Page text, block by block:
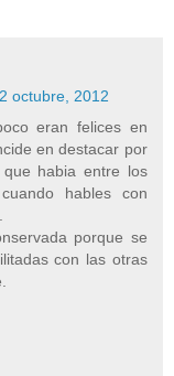
octubre, 2012
eran felices en
en destacar por
habia entre los
hables con
porque se
con las otras